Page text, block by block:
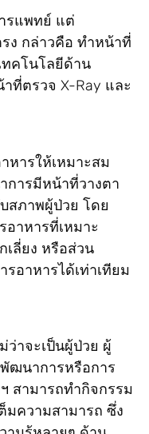
รแพทย์ แต่
ง กล่าวคือ ทำหน้าที่
ทคโนโลยีด้าน
ที่ตรวจ X-Ray และ
ารให้เหมาะสม
ารมีหน้าที่วางตา
สภาพผู้ป่วย โดย
าหารที่เหมาะ
ลี่ยง หรือส่วน
อาหารได้เท่าเทียม
ว่าจะเป็นผู้ป่วย ผู้
ฒนาการหรือการ
สามารถทำกิจกรรม
มความสามารถ ซึ่ง